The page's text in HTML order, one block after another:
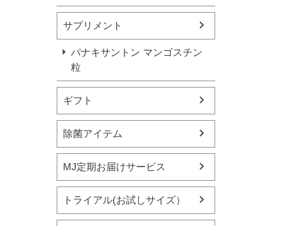
サプリメント
パナキサントン マンゴスチン
粒
ギフト
除菌アイテム
MJ定期お届けサービス
トライアル(お試しサイズ）